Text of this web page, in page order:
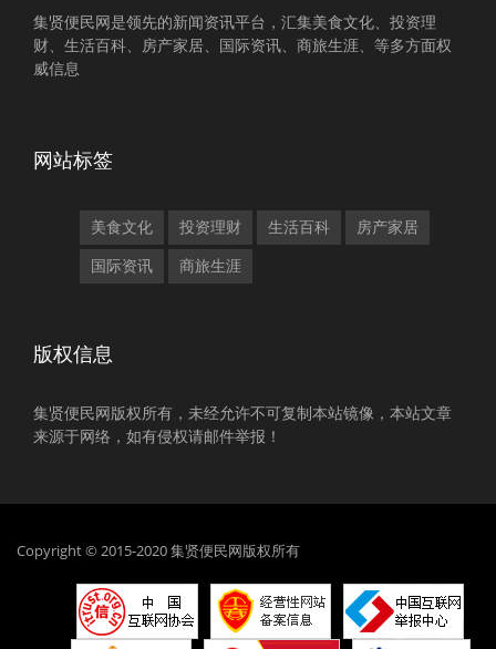
集贤便民网是领先的新闻资讯平台，汇集美食文化、投资理
财、生活百科、房产家居、国际资讯、商旅生涯、等多方面权
威信息
网站标签
美食文化 投资理财 生活百科 房产家居
国际资讯 商旅生涯
版权信息
集贤便民网版权所有，未经允许不可复制本站镜像，本站文章
来源于网络，如有侵权请邮件举报！
Copyright © 2015-2020 集贤便民网版权所有